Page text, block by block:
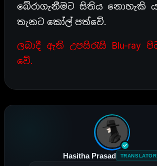
බේරාගැනීමට සිතිය නොහැකි
තැනට කෝල් පත්වේ.
ලබාදී ඇති උපසිරැසි Blu-ray
වේ.
Hasitha Prasad TRANSLATOR